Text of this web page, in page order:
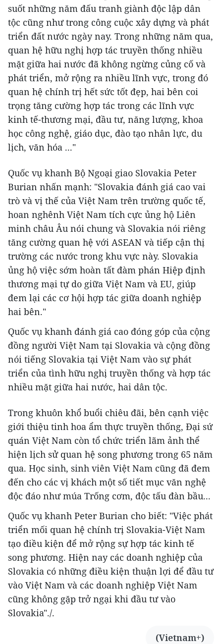
suốt những năm đấu tranh giành độc lập dân
tộc cũng như trong công cuộc xây dựng và phát
triển đất nước ngày nay. Trong những năm qua,
quan hệ hữu nghị hợp tác truyền thống nhiều
mặt giữa hai nước đã không ngừng củng cố và
phát triển, mở rộng ra nhiều lĩnh vực, trong đó
quan hệ chính trị hết sức tốt đẹp, hai bên coi
trọng tăng cường hợp tác trong các lĩnh vực
kinh tế-thương mại, đầu tư, năng lượng, khoa
học công nghệ, giáo dục, đào tạo nhân lực, du
lịch, văn hóa ..."
Quốc vụ khanh Bộ Ngoại giao Slovakia Peter
Burian nhấn mạnh: "Slovakia đánh giá cao vai
trò và vị thế của Việt Nam trên trường quốc tế,
hoan nghênh Việt Nam tích cực ủng hộ Liên
minh châu Âu nói chung và Slovakia nói riêng
tăng cường quan hệ với ASEAN và tiếp cận thị
trường các nước trong khu vực này. Slovakia
ủng hộ việc sớm hoàn tất đàm phán Hiệp định
thương mại tự do giữa Việt Nam và EU, giúp
đem lại các cơ hội hợp tác giữa doanh nghiệp
hai bên."
Quốc vụ khanh đánh giá cao đóng góp của cộng
đồng người Việt Nam tại Slovakia và cộng đồng
nói tiếng Slovakia tại Việt Nam vào sự phát
triển của tình hữu nghị truyền thống và hợp tác
nhiều mặt giữa hai nước, hai dân tộc.
Trong khuôn khổ buổi chiêu đãi, bên cạnh việc
giới thiệu tinh hoa ẩm thực truyền thống, Đại sứ
quán Việt Nam còn tổ chức triển lãm ảnh thể
hiện lịch sử quan hệ song phương trong 65 năm
qua. Học sinh, sinh viên Việt Nam cũng đã đem
đến cho các vị khách một số tiết mục văn nghệ
độc đáo như múa Trống cơm, độc tấu đàn bầu...
Quốc vụ khanh Peter Burian cho biết: "Việc phát
triển mối quan hệ chính trị Slovakia-Việt Nam
tạo điều kiện để mở rộng sự hợp tác kinh tế
song phương. Hiện nay các doanh nghiệp của
Slovakia có những điều kiện thuận lợi để đầu tư
vào Việt Nam và các doanh nghiệp Việt Nam
cũng không gặp trở ngại khi đầu tư vào
Slovakia"./.
(Vietnam+)